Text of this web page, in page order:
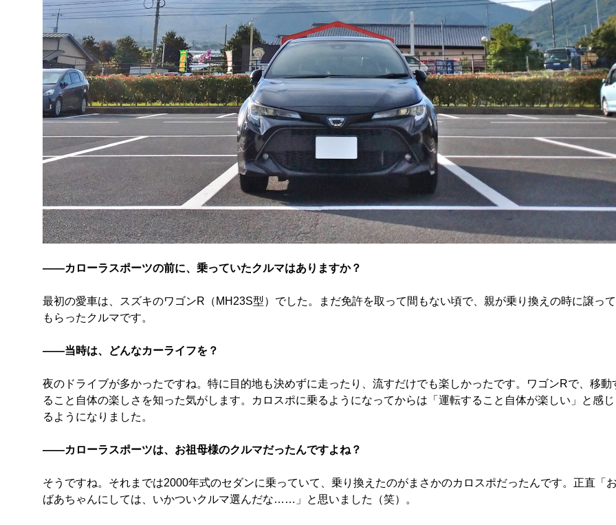
――カローラスポーツの前に、乗っていたクルマはありますか？
最初の愛車は、スズキのワゴンR（MH23S型）でした。まだ免許を取って間もない頃で、親が乗り換えの時に譲って
もらったクルマです。
――当時は、どんなカーライフを？
夜のドライブが多かったですね。特に目的地も決めずに走ったり、流すだけでも楽しかったです。ワゴンRで、移動
ること自体の楽しさを知った気がします。カロスポに乗るようになってからは「運転すること自体が楽しい」と感じ
るようになりました。
――カローラスポーツは、お祖母様のクルマだったんですよね？
そうですね。それまでは2000年式のセダンに乗っていて、乗り換えたのがまさかのカロスポだったんです。正直「
ばあちゃんにしては、いかついクルマ選んだな……」と思いました（笑）。